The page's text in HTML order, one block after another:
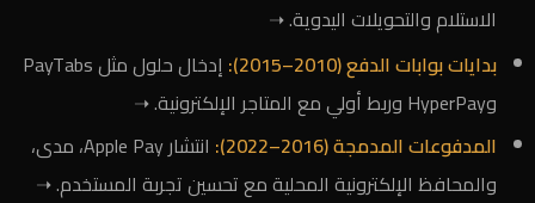
الاستلام والتحويلات اليدوية. ➝
بدايات بوابات الدفع (2010–2015):
إدخال حلول مثل PayTabs
وHyperPay وربط أولي مع المتاجر الإلكترونية. ➝
المدفوعات المدمجة (2016–2022):
انتشار Apple Pay، مدى،
والمحافظ الإلكترونية المحلية مع تحسين تجربة المستخدم. ➝